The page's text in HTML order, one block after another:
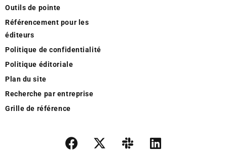
Outils de pointe
Référencement pour les
éditeurs
Politique de confidentialité
Politique éditoriale
Plan du site
Recherche par entreprise
Grille de référence